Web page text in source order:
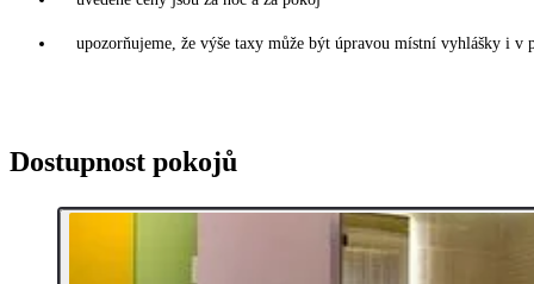
upozorňujeme, že výše taxy může být úpravou místní vyhlášky i
Dostupnost pokojů